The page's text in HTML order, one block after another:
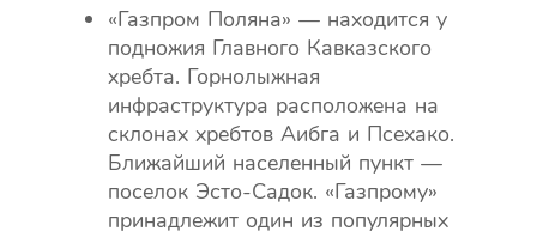
«Газпром Поляна» — находится у
подножия Главного Кавказского
хребта. Горнолыжная
инфраструктура расположена на
склонах хребтов Аибга и Псехако.
Ближайший населенный пункт —
поселок Эсто-Садок. «Газпрому»
принадлежит один из популярных